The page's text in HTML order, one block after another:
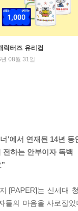
릭터즈 유리컵
08월 31일
’에서 연재된 14년 동
하는 안부이자 독백
[PAPER]는 신세대
들의 마음을 사로잡